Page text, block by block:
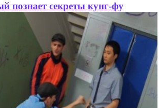
познает секреты кунг-фу